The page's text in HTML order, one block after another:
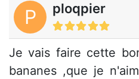
P ploqpier
Je vais faire cette
bananes ,que je